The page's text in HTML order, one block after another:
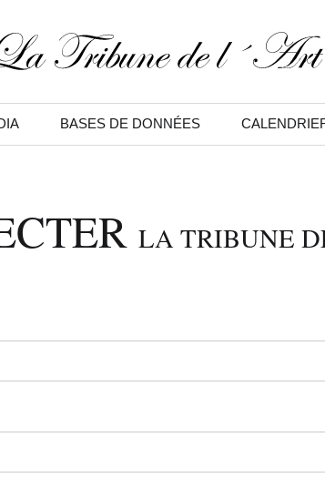
BASES DE DONNÉES
LA TRIBUNE